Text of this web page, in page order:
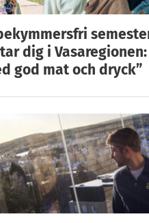
dig i Vasaregionen:
god mat och dryck”